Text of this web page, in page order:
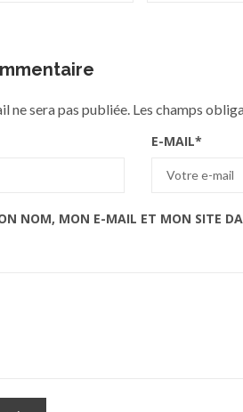
ne sera pas publiée. Les champs
E-MAIL*
NOM, MON E-MAIL ET MON SITE